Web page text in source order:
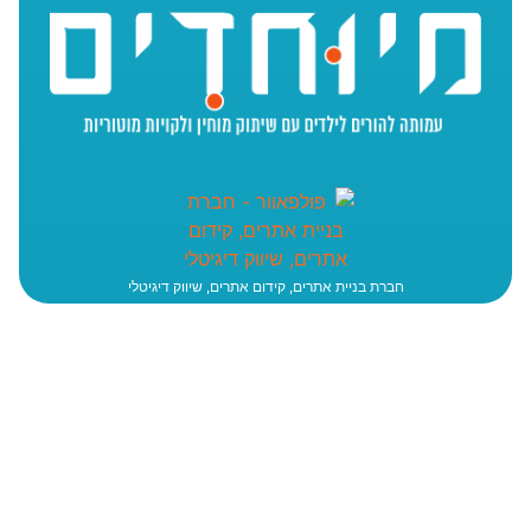
חברת בניית אתרים, קידום אתרים, שיווק דיגיטלי